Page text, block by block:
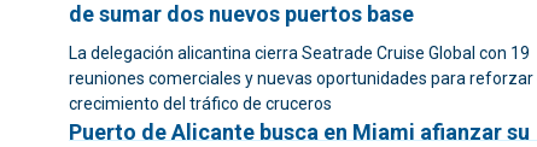
de sumar dos nuevos puertos base
La delegación alicantina cierra Seatrade Cruise Global con 19
reuniones comerciales y nuevas oportunidades para reforzar
crecimiento del tráfico de cruceros
Puerto de Alicante busca en Miami afianzar su